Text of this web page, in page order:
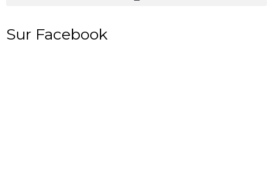
Sur Facebook